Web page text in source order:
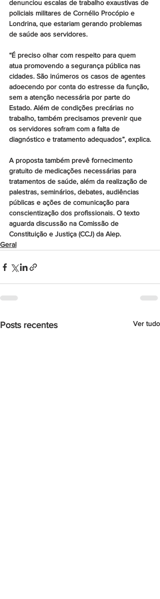
denunciou escalas de trabalho exaustivas de
policiais militares de Cornélio Procópio e
Londrina, que estariam gerando problemas
de saúde aos servidores.
“É preciso olhar com respeito para quem
atua promovendo a segurança pública nas
cidades. São inúmeros os casos de agentes
adoecendo por conta do estresse da função,
sem a atenção necessária por parte do
Estado. Além de condições precárias no
trabalho, também precisamos prevenir que
os servidores sofram com a falta de
diagnóstico e tratamento adequados”, explica.
A proposta também prevê fornecimento
gratuito de medicações necessárias para
tratamentos de saúde, além da realização de
palestras, seminários, debates, audiências
públicas e ações de comunicação para
conscientização dos profissionais. O texto
aguarda discussão na Comissão de
Constituição e Justiça (CCJ) da Alep.
Geral
Posts recentes Ver tudo